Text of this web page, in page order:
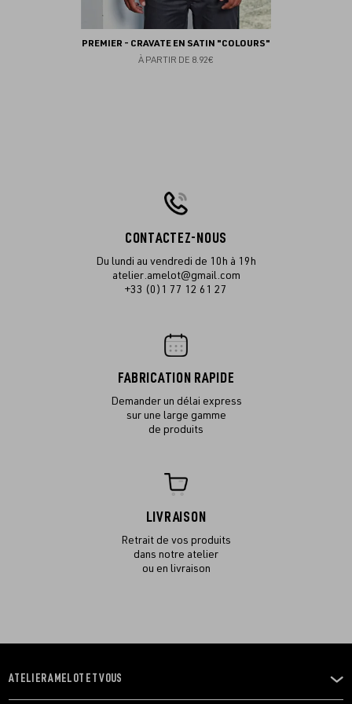
PREMIER - CRAVATE EN SATIN "COLOURS"
À PARTIR DE 8.92€
CONTACTEZ-NOUS
Du lundi au vendredi de 10h à 19h
atelier.amelot@gmail.com
+33 (0)1 77 12 61 27
FABRICATION RAPIDE
Demander un délai express
sur une large gamme
de produits
LIVRAISON
Retrait de vos produits
dans notre atelier
ou en livraison
OUVRIR
ATELIER AMELOT ET VOUS